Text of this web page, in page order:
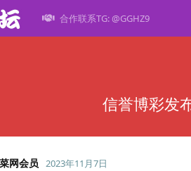
合作联系TG: @GGHZ9
信誉博彩发
网会员 2023年11月7日